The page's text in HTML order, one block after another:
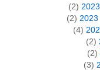
(2)
(2)
(4)
(2)
(2)
(3)